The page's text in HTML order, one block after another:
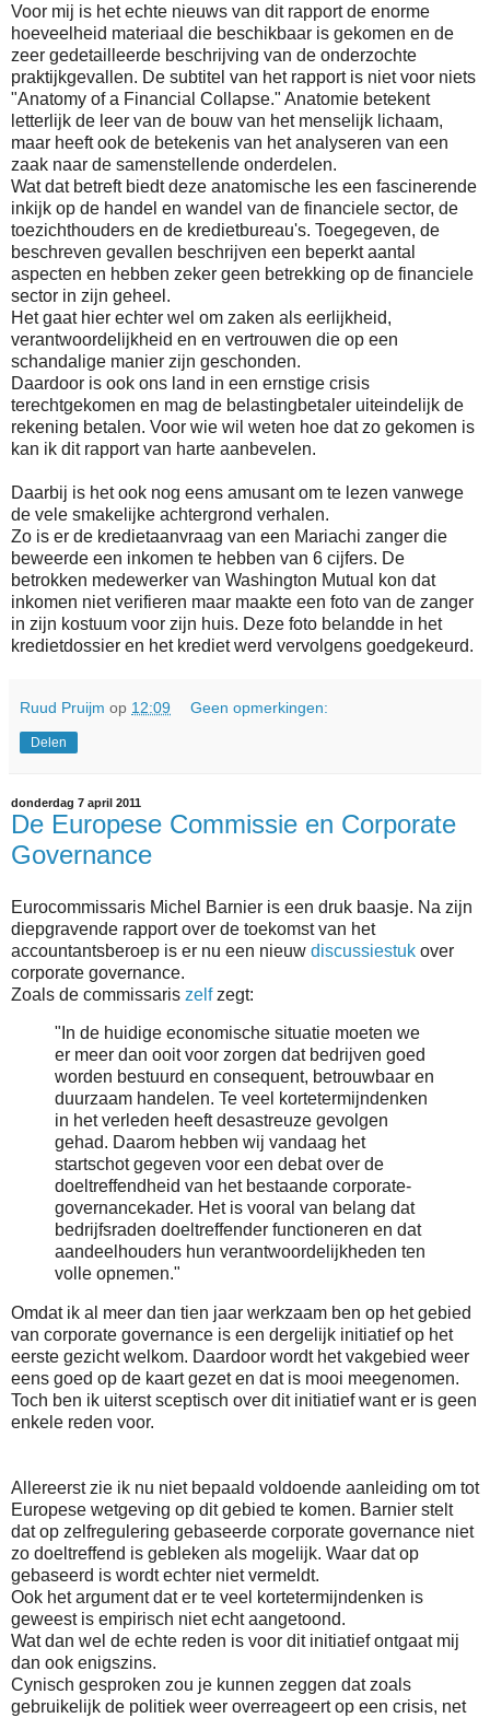
Voor mij is het echte nieuws van dit rapport de enorme
hoeveelheid materiaal die beschikbaar is gekomen en de
zeer gedetailleerde beschrijving van de onderzochte
praktijkgevallen. De subtitel van het rapport is niet voor niets
"Anatomy of a Financial Collapse." Anatomie betekent
letterlijk de leer van de bouw van het menselijk lichaam,
maar heeft ook de betekenis van het analyseren van een
zaak naar de samenstellende onderdelen.
Wat dat betreft biedt deze anatomische les een fascinerende
inkijk op de handel en wandel van de financiele sector, de
toezichthouders en de kredietbureau's. Toegegeven, de
beschreven gevallen beschrijven een beperkt aantal
aspecten en hebben zeker geen betrekking op de financiele
sector in zijn geheel.
Het gaat hier echter wel om zaken als eerlijkheid,
verantwoordelijkheid en en vertrouwen die op een
schandalige manier zijn geschonden.
Daardoor is ook ons land in een ernstige crisis
terechtgekomen en mag de belastingbetaler uiteindelijk de
rekening betalen. Voor wie wil weten hoe dat zo gekomen is
kan ik dit rapport van harte aanbevelen.
Daarbij is het ook nog eens amusant om te lezen vanwege
de vele smakelijke achtergrond verhalen.
Zo is er de kredietaanvraag van een Mariachi zanger die
beweerde een inkomen te hebben van 6 cijfers. De
betrokken medewerker van Washington Mutual kon dat
inkomen niet verifieren maar maakte een foto van de zanger
in zijn kostuum voor zijn huis. Deze foto belandde in het
kredietdossier en het krediet werd vervolgens goedgekeurd.
Ruud Pruijm op 12:09 Geen opmerkingen:
Delen
donderdag 7 april 2011
De Europese Commissie en Corporate
Governance
Eurocommissaris Michel Barnier is een druk baasje. Na zijn
diepgravende rapport over de toekomst van het
accountantsberoep is er nu een nieuw discussiestuk over
corporate governance.
Zoals de commissaris zelfzegt:
"In de huidige economische situatie moeten we
er meer dan ooit voor zorgen dat bedrijven goed
worden bestuurd en consequent, betrouwbaar en
duurzaam handelen. Te veel kortetermijndenken
in het verleden heeft desastreuze gevolgen
gehad. Daarom hebben wij vandaag het
startschot gegeven voor een debat over de
doeltreffendheid van het bestaande corporate-
governancekader. Het is vooral van belang dat
bedrijfsraden doeltreffender functioneren en dat
aandeelhouders hun verantwoordelijkheden ten
volle opnemen."
Omdat ik al meer dan tien jaar werkzaam ben op het gebied
van corporate governance is een dergelijk initiatief op het
eerste gezicht welkom. Daardoor wordt het vakgebied weer
eens goed op de kaart gezet en dat is mooi meegenomen.
Toch ben ik uiterst sceptisch over dit initiatief want er is geen
enkele reden voor.
Allereerst zie ik nu niet bepaald voldoende aanleiding om tot
Europese wetgeving op dit gebied te komen. Barnier stelt
dat op zelfregulering gebaseerde corporate governance niet
zo doeltreffend is gebleken als mogelijk. Waar dat op
gebaseerd is wordt echter niet vermeldt.
Ook het argument dat er te veel kortetermijndenken is
geweest is empirisch niet echt aangetoond.
Wat dan wel de echte reden is voor dit initiatief ontgaat mij
dan ook enigszins.
Cynisch gesproken zou je kunnen zeggen dat zoals
gebruikelijk de politiek weer overreageert op een crisis, net